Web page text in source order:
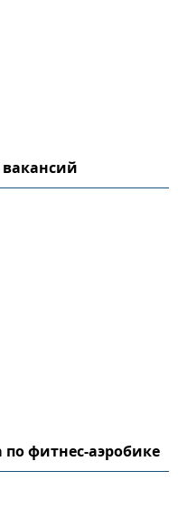
по фитнес-аэробике